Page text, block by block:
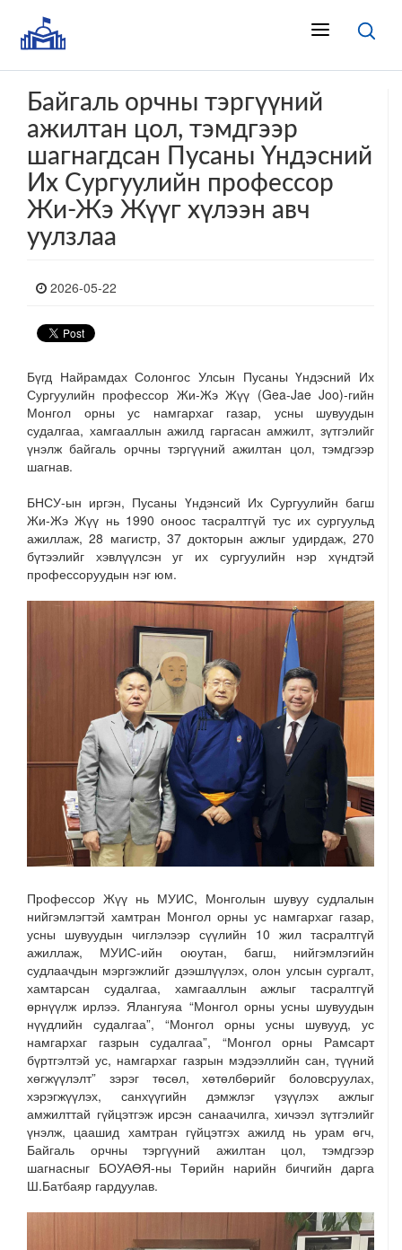
Байгаль орчны тэргүүний
ажилтан цол, тэмдгээр
шагнагдсан Пусаны Үндэсний
Их Сургуулийн профессор
Жи-Жэ Жүүг хүлээн авч
уулзлаа
2026-05-22
Бүгд Найрамдах Солонгос Улсын Пусаны Үндэсний Их
Сургуулийн профессор Жи-Жэ Жүү (Gea-Jae Joo)-гийн
Монгол орны ус намгархаг газар, усны шувуудын
судалгаа, хамгааллын ажилд гаргасан амжилт, зүтгэлийг
үнэлж байгаль орчны тэргүүний ажилтан цол, тэмдгээр
шагнав.
БНСУ-ын иргэн, Пусаны Үндэнсий Их Сургуулийн багш
Жи-Жэ Жүү нь 1990 оноос тасралтгүй тус их сургуульд
ажиллаж, 28 магистр, 37 докторын ажлыг удирдаж, 270
бүтээлийг хэвлүүлсэн уг их сургуулийн нэр хүндтэй
профессоруудын нэг юм.
Профессор Жүү нь МУИС, Монголын шувуу судлалын
нийгэмлэгтэй хамтран Монгол орны ус намгархаг газар,
усны шувуудын чиглэлээр сүүлийн 10 жил тасралтгүй
ажиллаж, МУИС-ийн оюутан, багш, нийгэмлэгийн
судлаачдын мэргэжлийг дээшлүүлэх, олон улсын сургалт,
хамтарсан судалгаа, хамгааллын ажлыг тасралтгүй
өрнүүлж ирлээ. Ялангуяа “Монгол орны усны шувуудын
нүүдлийн судалгаа”, “Монгол орны усны шувууд, ус
намгархаг газрын судалгаа”, “Монгол орны Рамсарт
бүртгэлтэй ус, намгархаг газрын мэдээллийн сан, түүний
хөгжүүлэлт” зэрэг төсөл, хөтөлбөрийг боловсруулах,
хэрэгжүүлэх, санхүүгийн дэмжлэг үзүүлэх ажлыг
амжилттай гүйцэтгэж ирсэн санаачилга, хичээл зүтгэлийг
үнэлж, цаашид хамтран гүйцэтгэх ажилд нь урам өгч,
Байгаль орчны тэргүүний ажилтан цол, тэмдгээр
шагнасныг БОУАӨЯ-ны Төрийн нарийн бичгийн дарга
Ш.Батбаяр гардуулав.